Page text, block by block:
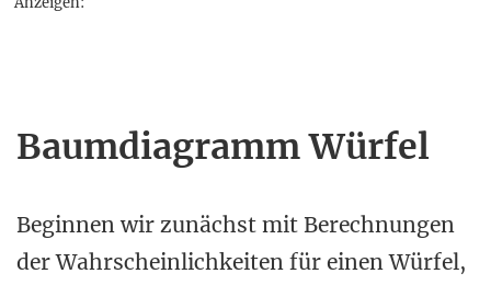
Baumdiagramm Würfel
Beginnen wir zunächst mit Berechnungen
der Wahrscheinlichkeiten für einen Würfel,